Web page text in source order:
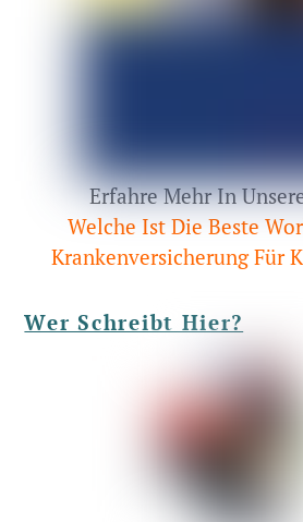
Erfahre Mehr In
Welche Ist Die Beste
Krankenversicherung Für
Wer Schreibt Hier?